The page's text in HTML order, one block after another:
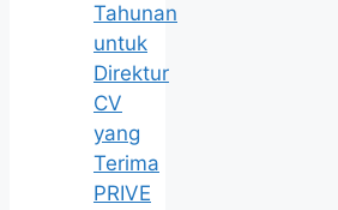
Tahunan
untuk
Direktur
CV
yang
Terima
PRIVE